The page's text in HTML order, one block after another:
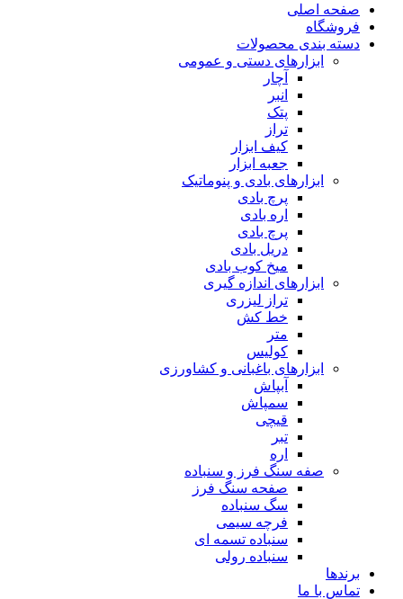
صفحه اصلی
فروشگاه
دسته بندی محصولات
ابزارهای دستی و عمومی
آچار
انبر
پتک
تراز
کیف ابزار
جعبه ابزار
ابزارهای بادی و پنوماتیک
پرچ بادی
اره بادی
پرچ بادی
دریل بادی
میخ کوب بادی
ابزارهای اندازه گیری
تراز لیزری
خط کش
متر
کولیس
ابزارهای باغبانی و کشاورزی
آبپاش
سمپاش
قیچی
تبر
اره
صفه سنگ فرز و سنباده
صفحه سنگ فرز
سگ سنباده
فرچه سیمی
سنباده تسمه ای
سنباده رولی
برندها
تماس با ما